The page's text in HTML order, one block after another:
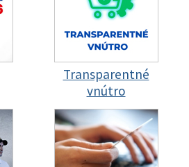
Transparentné
vnútro